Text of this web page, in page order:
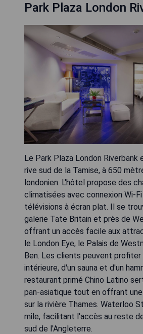
Park Plaza London
Le Park Plaza London Riverbank
rive sud de la Tamise, à 650
londonien. L'hôtel propose des
climatisées avec connexion Wi-
télévisions à écran plat. Il se
galerie Tate Britain et près de
offrant un accès facile aux
le London Eye, le Palais de
Ben. Les clients peuvent profiter
intérieure, d'un sauna et d'un
restaurant primé Chino Latino
pan-asiatique tout en offrant
sur la rivière Thames. Waterloo
mile, facilitant l'accès au reste
sud de l'Angleterre.